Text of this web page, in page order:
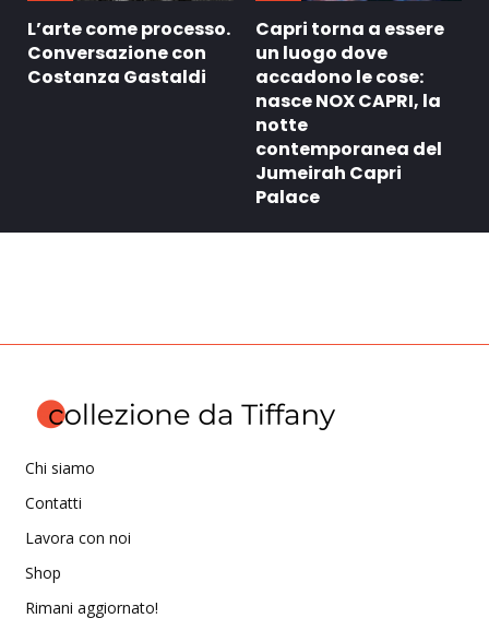
L’arte come processo.
Conversazione con
Costanza Gastaldi
Capri torna a essere
un luogo dove
accadono le cose:
nasce NOX CAPRI, la
notte
contemporanea del
Jumeirah Capri
Palace
Chi siamo
Contatti
Lavora con noi
Shop
Rimani aggiornato!